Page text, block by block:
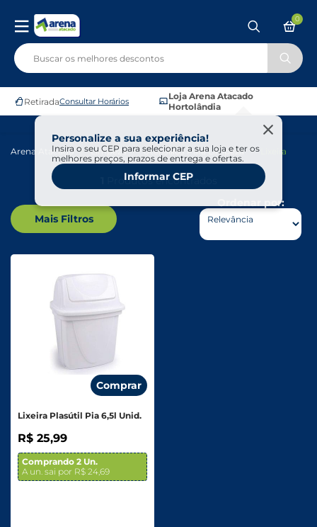
RetiradaConsultar Horários
Loja Arena Atacado
Hortolândia
Personalize a sua experiência!
Insira o seu CEP para selecionar a sua loja e ter os
melhores preços, prazos de entrega e ofertas.
Informar CEP
0
Arena Atacado Limpeza Utensílios Para Limpeza Lixeira
Produtos encontrados
Mais Filtros
Ordenar por:
Comprar
Lixeira Plasútil Pia 6,5l Unid.
R$ 25,99
Comprando 2 Un.
A un. sai por R$ 24,69